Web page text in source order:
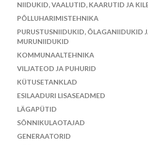
NIIDUKID, VAALUTID, KAARUTID JA
PÕLLUHARIMISTEHNIKA
PURUSTUSNIIDUKID, ÕLAGANIIDUKID
MURUNIIDUKID
KOMMUNAALTEHNIKA
VILJATEOD JA PUHURID
KÜTUSETANKLAD
ESILAADURI LISASEADMED
LÄGAPÜTID
SÕNNIKULAOTAJAD
GENERAATORID